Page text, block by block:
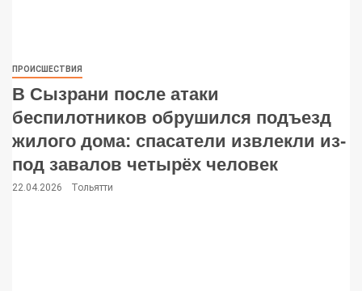
ПРОИСШЕСТВИЯ
В Сызрани после атаки
беспилотников обрушился подъезд
жилого дома: спасатели извлекли из-
под завалов четырёх человек
22.04.2026 Тольятти